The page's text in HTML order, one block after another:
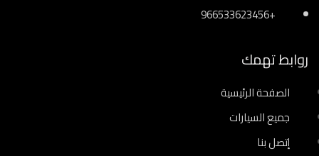
+966533623456
روابط تهمك
الصفحة الرئيسية
جميع السيارات
إتصل بنا